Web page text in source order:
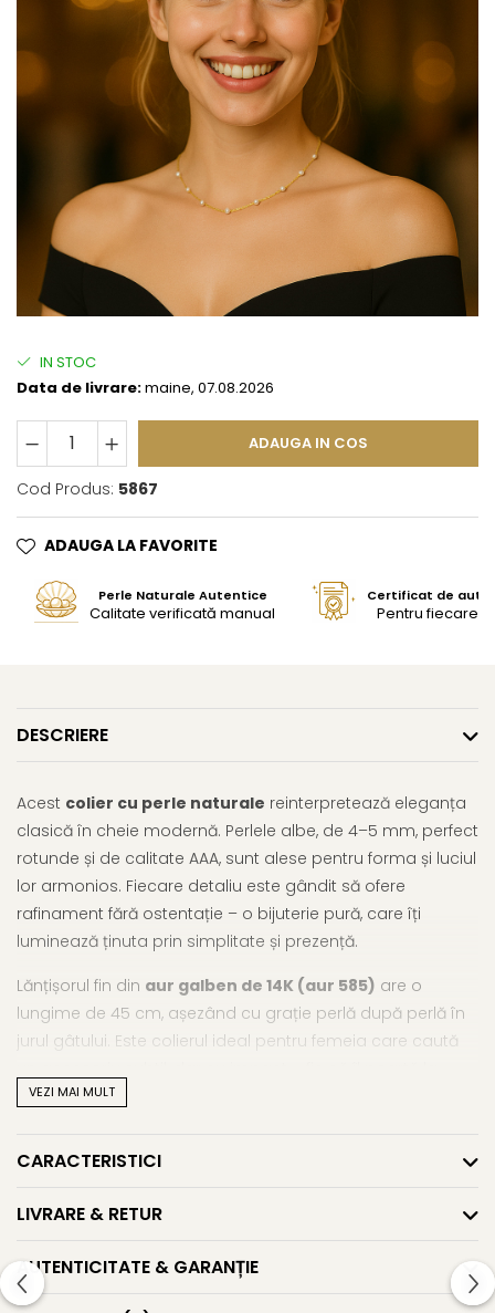
IN STOC
Data de livrare:maine, 07.08.2026
ADAUGA IN COS
Cod Produs: 5867
ADAUGA LA FAVORITE
Perle Naturale Autentice
Calitate verificată manual
Certificat de
Pentru fiecare
DESCRIERE
Acest colier cu perle naturale reinterpretează eleganța
clasică în cheie modernă. Perlele albe, de 4–5 mm, perfect
rotunde și de calitate AAA, sunt alese pentru forma și luciul
lor armonios. Fiecare detaliu este gândit să ofere
rafinament fără ostentație – o bijuterie pură, care îți
luminează ținuta prin simplitate și prezență.
Lănțișorul fin din aur galben de 14K (aur 585) are o
lungime de 45 cm, așezând cu grație perlă după perlă în
jurul gâtului. Este colierul ideal pentru femeia care caută
birou, la o cină discretă sau la un eveniment formal.
Acestcolier cu perle naturaleeste și o idee minunată
de dar: o bijuterie unică, cu valoare simbolică, care poate
simplu, din drag de frumos.
Poți descoperi și alte modele de coliere cu perle mici ,
gândite pentru feminitate pură, sau să exploreziîntreaga
VEZI MAI MULT
CARACTERISTICI
LIVRARE & RETUR
AUTENTICITATE & GARANȚIE